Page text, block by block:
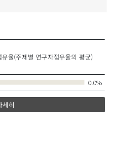
유율(주제별 연구자점유율의 평균)
0.0%
세히